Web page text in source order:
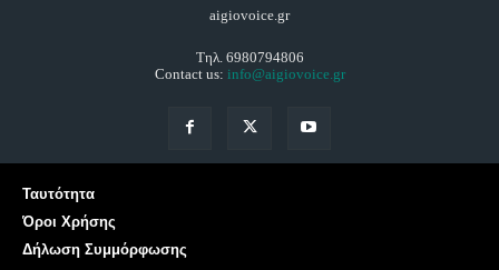
aigiovoice.gr
Τηλ. 6980794806
Contact us: info@aigiovoice.gr
Ταυτότητα
Όροι Χρήσης
Δήλωση Συμμόρφωσης